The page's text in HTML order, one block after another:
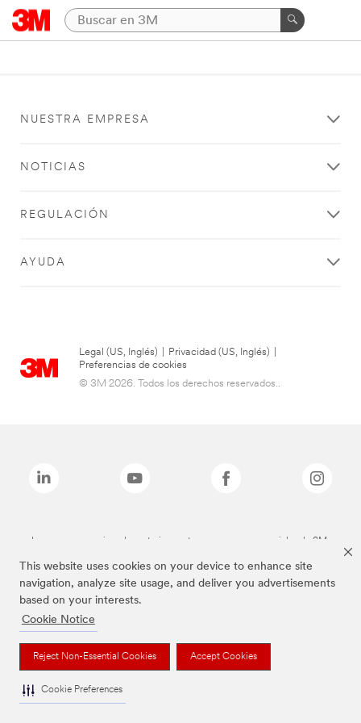
This website uses cookies on your device to enhance site
navigation, analyze site usage, and deliver you advertisements
based on your interests.
Cookie Notice
Reject Non-Essential Cookies Accept Cookies
Cookie Preferences
NUESTRA EMPRESA
NOTICIAS
REGULACIÓN
AYUDA
Legal (US, Inglés) Privacidad (US, Inglés)
Preferencias de cookies
© 3M 2026. Todos los derechos reservados..
Las marcas mencionadas anteriormente son marcas comerciales de 3M.